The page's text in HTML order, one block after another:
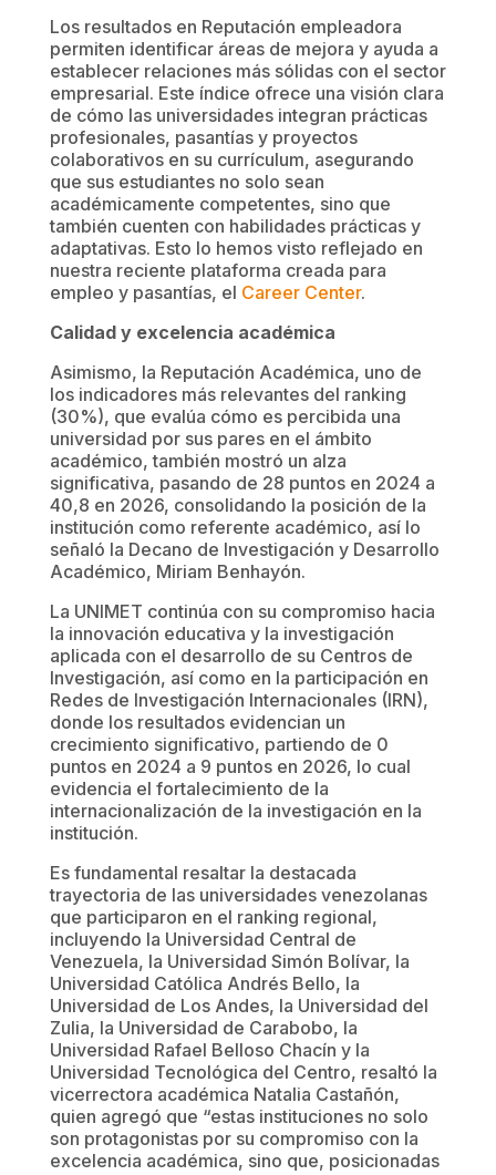
Los resultados en Reputación empleadora
permiten identificar áreas de mejora y ayuda a
establecer relaciones más sólidas con el sector
empresarial. Este índice ofrece una visión clara
de cómo las universidades integran prácticas
profesionales, pasantías y proyectos
colaborativos en su currículum, asegurando
que sus estudiantes no solo sean
académicamente competentes, sino que
también cuenten con habilidades prácticas y
adaptativas. Esto lo hemos visto reflejado en
nuestra reciente plataforma creada para
empleo y pasantías, el Career Center.
Calidad y excelencia académica
Asimismo, la Reputación Académica, uno de
los indicadores más relevantes del ranking
(30%), que evalúa cómo es percibida una
universidad por sus pares en el ámbito
académico, también mostró un alza
significativa, pasando de 28 puntos en 2024 a
40,8 en 2026, consolidando la posición de la
institución como referente académico, así lo
señaló la Decano de Investigación y Desarrollo
Académico, Miriam Benhayón.
La UNIMET continúa con su compromiso hacia
la innovación educativa y la investigación
aplicada con el desarrollo de su Centros de
Investigación, así como en la participación en
Redes de Investigación Internacionales (IRN),
donde los resultados evidencian un
crecimiento significativo, partiendo de 0
puntos en 2024 a 9 puntos en 2026, lo cual
evidencia el fortalecimiento de la
internacionalización de la investigación en la
institución.
Es fundamental resaltar la destacada
trayectoria de las universidades venezolanas
que participaron en el ranking regional,
incluyendo la Universidad Central de
Venezuela, la Universidad Simón Bolívar, la
Universidad Católica Andrés Bello, la
Universidad de Los Andes, la Universidad del
Zulia, la Universidad de Carabobo, la
Universidad Rafael Belloso Chacín y la
Universidad Tecnológica del Centro, resaltó la
vicerrectora académica Natalia Castañón,
quien agregó que “estas instituciones no solo
son protagonistas por su compromiso con la
excelencia académica, sino que, posicionadas